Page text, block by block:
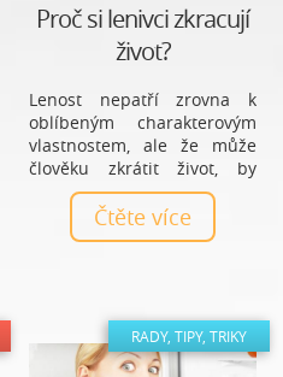
Proč si lenivci zkracují
život?
Lenost nepatří zrovna k
oblíbeným charakterovým
vlastnostem, ale že může
člověku zkrátit život, by
mělo být velkým varováním
pro každého lenivce!
Čtěte více
RADY, TIPY, TRIKY